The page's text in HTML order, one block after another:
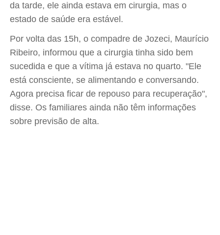
da tarde, ele ainda estava em cirurgia, mas o
estado de saúde era estável.
Por volta das 15h, o compadre de Jozeci, Maurício
Ribeiro, informou que a cirurgia tinha sido bem
sucedida e que a vítima já estava no quarto. "Ele
está consciente, se alimentando e conversando.
Agora precisa ficar de repouso para recuperação",
disse. Os familiares ainda não têm informações
sobre previsão de alta.